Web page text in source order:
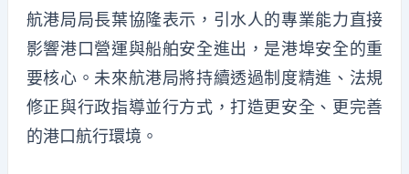
航港局局長葉協隆表示，引水人的專業能力直接
影響港口營運與船舶安全進出，是港埠安全的重
要核心。未來航港局將持續透過制度精進、法規
修正與行政指導並行方式，打造更安全、更完善
的港口航行環境。